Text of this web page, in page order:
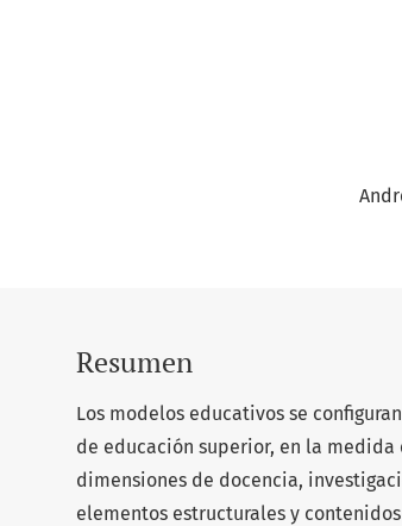
Resumen
Los modelos educativos se
de educación superior, en la
dimensiones de docencia,
elementos estructurales y